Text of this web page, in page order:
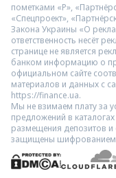
пометками «Р»,
«Спецпроект»,
Закона Украины «О
ответственность несёт
странице не является
банком информацию о
официальном сайте
материалов и данных с
https://finance.ua.
Мы не взимаем плату за
предложений в
размещения депозитов
защищены шифрованием